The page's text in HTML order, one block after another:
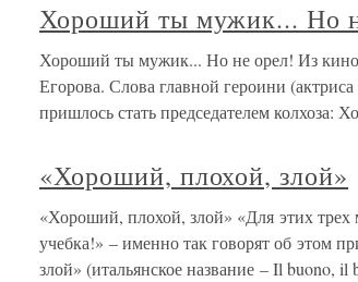
Хороший ты мужик... Но
Хороший ты мужик... Но не орел! Из
Егорова. Слова главной героини
пришлось стать председателем
«Хороший, плохой, злой»
«Хороший, плохой, злой» «Для этих
учебка!» – именно так говорят об этом
злой» (итальянское название – Il buono,